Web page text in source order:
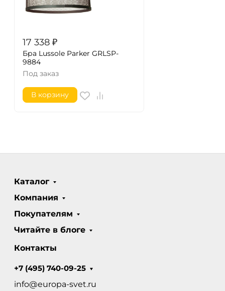
17 338 ₽
Бра Lussole Parker GRLSP-
9884
Под заказ
В корзину
Каталог
Компания
Покупателям
Читайте в блоге
Контакты
+7 (495) 740-09-25
info@europa-svet.ru